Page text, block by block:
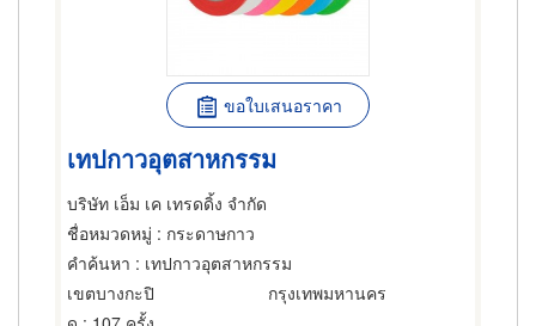
ขอใบเสนอราคา
เทปกาวอุตสาหกรรม
บริษัท เอ็ม เค เทรดดิ้ง จำกัด
ชื่อหมวดหมู่ : กระดาษกาว
คำค้นหา : เทปกาวอุตสาหกรรม
เขตบางกะปิ
กรุงเทพมหานคร